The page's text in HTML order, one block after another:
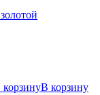
В корзину